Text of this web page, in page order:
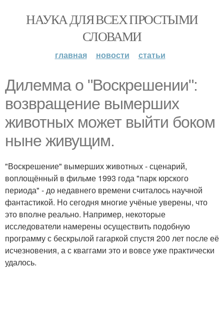
НАУКА ДЛЯ ВСЕХ ПРОСТЫМИ
СЛОВАМИ
главная новости статьи
Дилемма о "Воскрешении":
возвращение вымерших
животных может выйти боком
ныне живущим.
"Воскрешение" вымерших животных - сценарий,
воплощённый в фильме 1993 года "парк юрского
периода" - до недавнего времени считалось научной
фантастикой. Но сегодня многие учёные уверены, что
это вполне реально. Например, некоторые
исследователи намерены осуществить подобную
программу с бескрылой гагаркой спустя 200 лет после её
исчезновения, а с кваггами это и вовсе уже практически
удалось.